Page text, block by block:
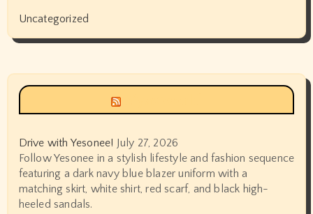
Uncategorized
Drive with Yesonee! July 27, 2026
Follow Yesonee in a stylish lifestyle and fashion sequence
featuring a dark navy blue blazer uniform with a
matching skirt, white shirt, red scarf, and black high-
heeled sandals.